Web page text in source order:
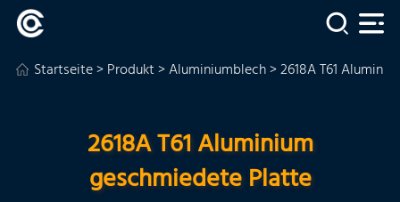
Startseite>Produkt>Aluminiumblech> 2618A T61
2618A T61 Aluminium
geschmiedete Platte